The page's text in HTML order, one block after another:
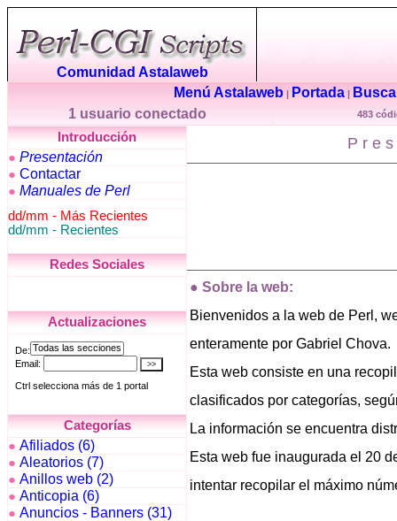
Comunidad Astalaweb
Menú Astalaweb | Portada |
1 usuario conectado
483
Introducción
● Presentación
● Contactar
● Manuales de Perl
dd/mm - Más Recientes
dd/mm - Recientes
Redes Sociales
Actualizaciones
Categorías
● Afiliados (6)
● Aleatorios (7)
● Anillos web (2)
● Anticopia (6)
● Anuncios - Banners (31)
● Sobre la web:
Bienvenidos a la web de Perl,
enteramente por Gabriel Chova.
Esta web consiste en una
clasificados por categorías,
La información se encuentra
Esta web fue inaugurada el 20
intentar recopilar el máximo